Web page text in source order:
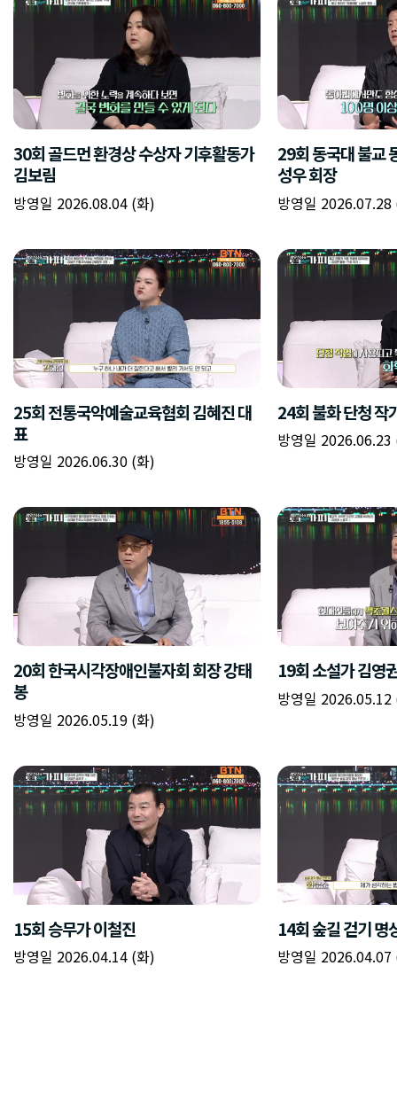
30회 골드먼 환경상 수상자 기후활동가
김보림
방영일 2026.08.04 (화)
29회 동국대 불교
성우 회장
방영일 2026.07.28
25회 전통국악예술교육협회 김혜진 대
표
방영일 2026.06.30 (화)
24회 불화 단청 작
방영일 2026.06.23
20회 한국시각장애인불자회 회장 강태
봉
방영일 2026.05.19 (화)
19회 소설가 김영
방영일 2026.05.12
15회 승무가 이철진
방영일 2026.04.14 (화)
14회 숲길 걷기 명
방영일 2026.04.07